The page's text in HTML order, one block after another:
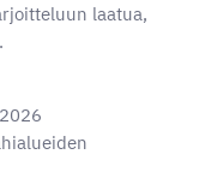
laatua,